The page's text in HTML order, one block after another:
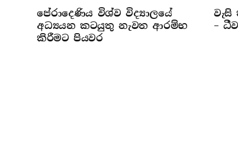
පේරාදෙණිය විශ්ව විද්‍යාලයේ
අධ්‍යයන කටයුතු නැවත ආරම්භ
කිරීමට පියවර
–